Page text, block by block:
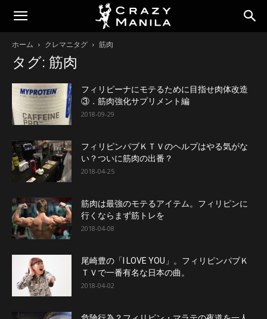
ホーム クレマニタグ 筋肉
タグ: 筋肉
フィリピーナにモテるために目指せ肉体改造
③．筋肉強化サプリメント編
2018-09-29
フィリピンパブＫＴＶのヘルプはやる気がな
い？ついに筋肉の出番？
2018-04-25
筋肉は最強のモテるアイテム。フィリピンに
行くならまず筋トレを
2018-04-08
尾崎豊の「I LOVE YOU」。フィリピンパブＫ
ＴＶで一番有名な日本の曲。
2018-04-02